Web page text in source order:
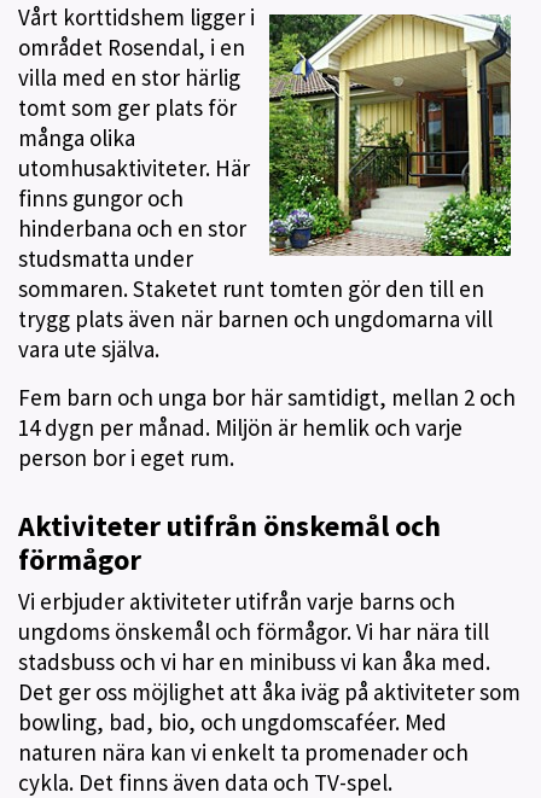
Vårt korttidshem ligger i
området Rosendal, i en
villa med en stor härlig
tomt som ger plats för
många olika
utomhusaktiviteter. Här
finns gungor och
hinderbana och en stor
studsmatta under
sommaren. Staketet runt tomten gör den till en
trygg plats även när barnen och ungdomarna vill
vara ute själva.
Fem barn och unga bor här samtidigt, mellan 2 och
14 dygn per månad. Miljön är hemlik och varje
person bor i eget rum.
Aktiviteter utifrån önskemål och
förmågor
Vi erbjuder aktiviteter utifrån varje barns och
ungdoms önskemål och förmågor. Vi har nära till
stadsbuss och vi har en minibuss vi kan åka med.
Det ger oss möjlighet att åka iväg på aktiviteter som
bowling, bad, bio, och ungdomscaféer. Med
naturen nära kan vi enkelt ta promenader och
cykla. Det finns även data och TV-spel.